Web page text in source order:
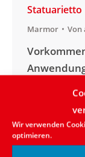
Wir verwenden
optimieren.
Statuarietto
Marmor Von
bzw.
Marmor